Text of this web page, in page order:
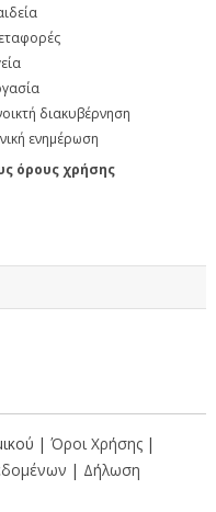
διακυβέρνηση
ενημέρωση
όρους χρήσης
| Όροι Χρήσης |
| Δήλωση